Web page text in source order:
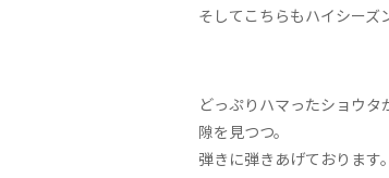
そしてこちらもハイシーズ
どっぷりハマったショウタ
隙を見つつ。
弾きに弾きあげております。